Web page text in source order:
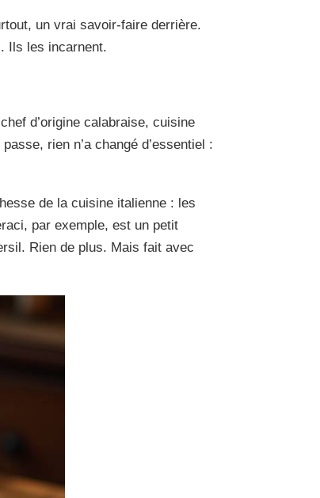
un vrai savoir-faire derrière.
Ils les incarnent.
d’origine calabraise, cuisine
rien n’a changé d’essentiel :
de la cuisine italienne : les
par exemple, est un petit
Rien de plus. Mais fait avec